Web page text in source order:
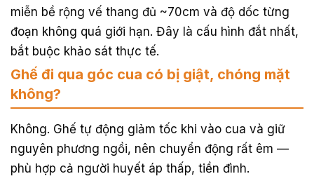
miễn bề rộng vế thang đủ ~70cm và độ dốc từng
đoạn không quá giới hạn. Đây là cấu hình đắt nhất,
bắt buộc khảo sát thực tế.
Ghế đi qua góc cua có bị giật, chóng mặt
không?
Không. Ghế tự động giảm tốc khi vào cua và giữ
nguyên phương ngồi, nên chuyển động rất êm —
phù hợp cả người huyết áp thấp, tiền đình.